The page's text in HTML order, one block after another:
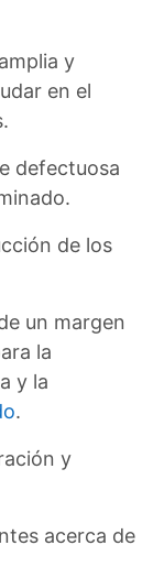
y
en el
defectuosa
de los
un margen
la
y la
.
y
acerca de